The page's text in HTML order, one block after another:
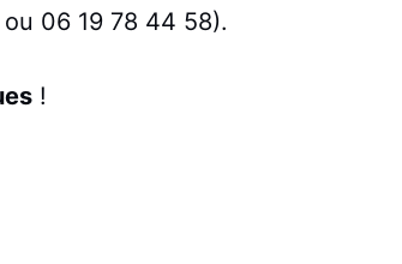
06 19 78 44 58).
!